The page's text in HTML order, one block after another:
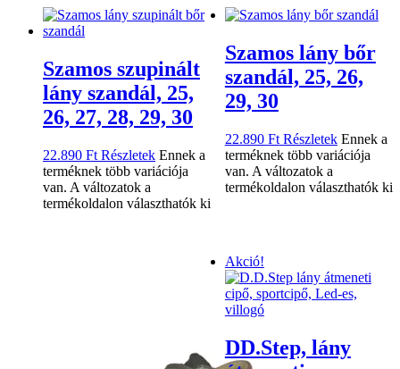
Szamos szupinált
lány szandál, 25,
26, 27, 28, 29, 30
22.890 Ft Részletek Ennek a
terméknek több variációja
van. A változatok a
termékoldalon választhatók ki
Szamos lány bőr
szandál, 25, 26,
29, 30
22.890 Ft Részletek Ennek a
terméknek több variációja
van. A változatok a
termékoldalon választhatók ki
Akció!
DD.Step, lány